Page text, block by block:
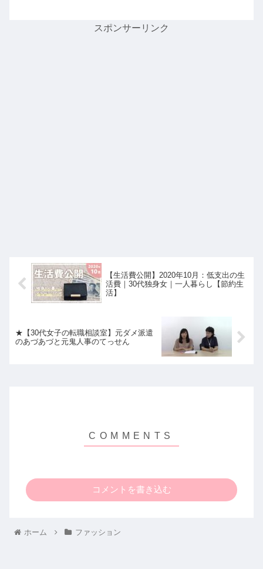
スポンサーリンク
【生活費公開】2020年10月：低支出の生
活費｜30代独身女｜一人暮らし【節約生
活】
★【30代女子の転職相談室】元ダメ派遣
のあづあづと元鬼人事のてっせん
コメントを書き込む
ホーム ファッション